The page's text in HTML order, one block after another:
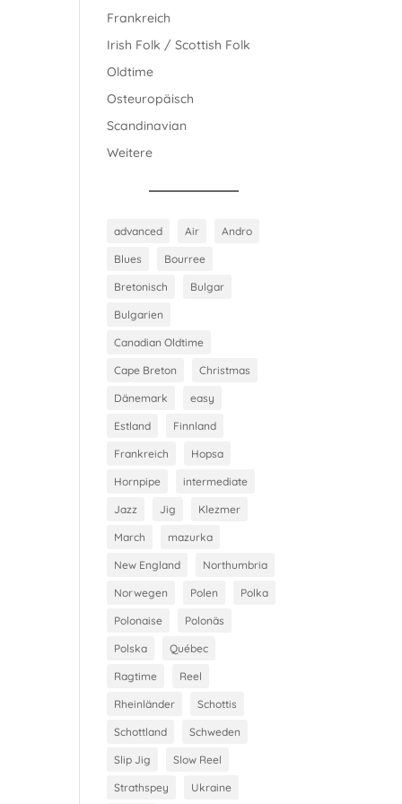
Frankreich
Irish Folk / Scottish Folk
Oldtime
Osteuropäisch
Scandinavian
Weitere
advanced Air Andro
Blues Bourree
Bretonisch Bulgar
Bulgarien
Canadian Oldtime
Cape Breton Christmas
Dänemark easy
Estland Finnland
Frankreich Hopsa
Hornpipe intermediate
Jazz Jig Klezmer
March mazurka
New England Northumbria
Norwegen Polen Polka
Polonaise Polonäs
Polska Québec
Ragtime Reel
Rheinländer Schottis
Schottland Schweden
Slip Jig Slow Reel
Strathspey Ukraine